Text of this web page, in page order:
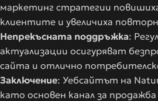
маркетинг стратегии
клиентите и увеличиха
Непрекъсната поддръжка:
актуализации осигуряват
сайта и отлично
Заключение: Уебсайтът на
като основен канал за